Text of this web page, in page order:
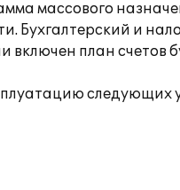
массового
Бухгалтерский и
план счетов
следующих